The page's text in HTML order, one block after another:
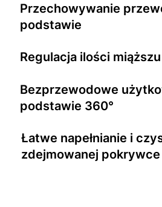
Przechowywanie
podstawie
Regulacja ilości miąższu
Bezprzewodowe
podstawie 360°
Łatwe napełnianie i
zdejmowanej pokrywce